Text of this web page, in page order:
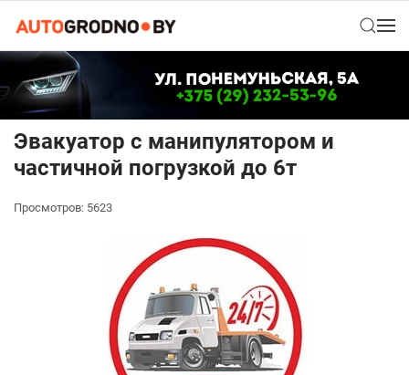
Эвакуатор с манипулятором и
частичной погрузкой до 6т
Просмотров: 5623